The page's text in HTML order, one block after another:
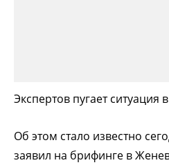
Экспертов пугает
Об этом стало известно
заявил на брифинге в